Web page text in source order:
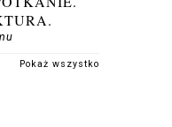
Pokaż wszystko